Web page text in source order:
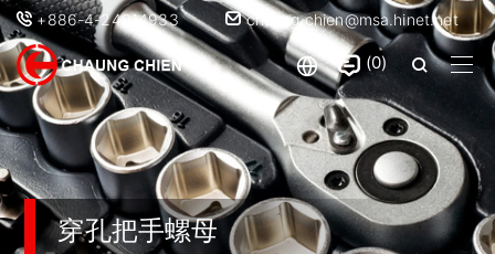
+886-4-24914933 chaung.chien@msa.hinet.net
0
穿孔把手螺母